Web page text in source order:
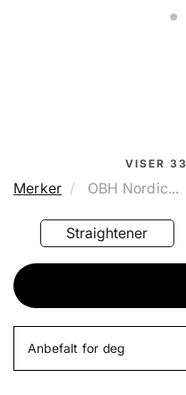
1
VISER 33
Merker OBH Nordic...
Straightener
Anbefalt for deg